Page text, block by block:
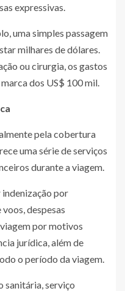
expressivas.
uma simples passagem
milhares de dólares.
ou cirurgia, os gastos
dos US$ 100 mil.
pela cobertura
uma série de serviços
durante a viagem.
por
despesas
por motivos
jurídica, além de
o período da viagem.
sanitária, serviço